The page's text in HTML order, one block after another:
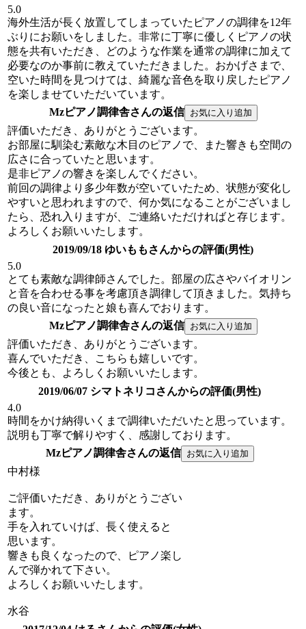
5.0
海外生活が長く放置してしまっていたピアノの調律を12年
ぶりにお願いをしました。非常に丁寧に優しくピアノの状
態を共有いただき、どのような作業を通常の調律に加えて
必要なのか事前に教えていただきました。おかげさまで、
空いた時間を見つけては、綺麗な音色を取り戻したピアノ
を楽しませていただいています。
Mzピアノ調律舎さんの返信
評価いただき、ありがとうございます。
お部屋に馴染む素敵な木目のピアノで、また響きも空間の
広さに合っていたと思います。
是非ピアノの響きを楽しんでください。
前回の調律より多少年数が空いていたため、状態が変化し
やすいと思われますので、何か気になることがございまし
たら、恐れ入りますが、ご連絡いただければと存じます。
よろしくお願いいたします。
2019/09/18 ゆいももさんからの評価(男性)
5.0
とても素敵な調律師さんでした。部屋の広さやバイオリン
と音を合わせる事を考慮頂き調律して頂きました。気持ち
の良い音になったと娘も喜んでおります。
Mzピアノ調律舎さんの返信
評価いただき、ありがとうございます。
喜んでいただき、こちらも嬉しいです。
今後とも、よろしくお願いいたします。
2019/06/07 シマトネリコさんからの評価(男性)
4.0
時間をかけ納得いくまで調律いただいたと思っています。
説明も丁寧で解りやすく、感謝しております。
Mzピアノ調律舎さんの返信
中村様
ご評価いただき、ありがとうござい
ます。
手を入れていけば、長く使えると
思います。
響きも良くなったので、ピアノ楽し
んで弾かれて下さい。
よろしくお願いいたします。
水谷